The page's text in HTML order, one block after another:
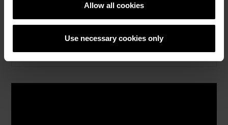
Allow all cookies
Use necessary cookies only
Katalozi, brošure i tehnička
dokumentacija